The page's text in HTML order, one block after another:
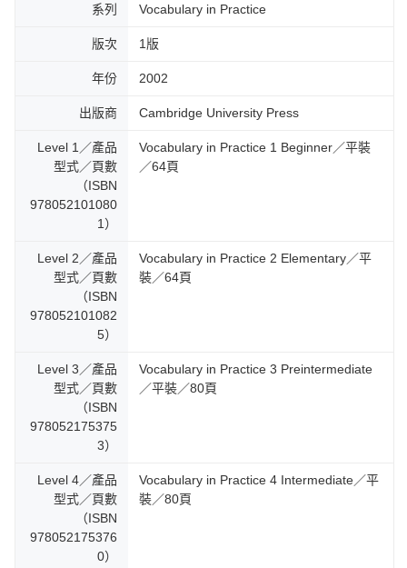
系列 Vocabulary in Practice
版次 1版
年份 2002
出版商 Cambridge University Press
Level 1／產品
型式／頁數
（ISBN
978052101080
1）
Vocabulary in Practice 1 Beginner／平裝
／64頁
Level 2／產品
型式／頁數
（ISBN
978052101082
5）
Vocabulary in Practice 2 Elementary／平
裝／64頁
Level 3／產品
型式／頁數
（ISBN
978052175375
3）
Vocabulary in Practice 3 Preintermediate
／平裝／80頁
Level 4／產品
型式／頁數
（ISBN
978052175376
0）
Vocabulary in Practice 4 Intermediate／平
裝／80頁